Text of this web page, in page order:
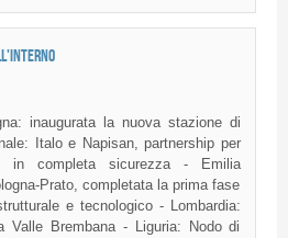
inaugurata la nuova stazione di
Italo e Napisan, partnership per
in completa sicurezza - Emilia
Prato, completata la prima fase
e tecnologico - Lombardia:
Valle Brembana - Liguria: Nodo di